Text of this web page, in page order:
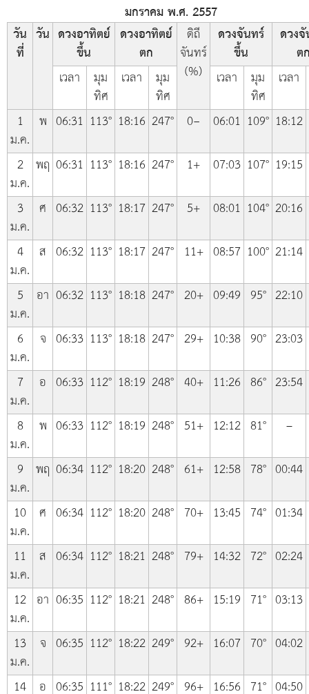
มกราคม พ.ศ. 2557
วัน
ที่
วัน ดวงอาทิตย์
ขึ้น
ดวงอาทิตย์
ตก
ดิถี
จันทร์
(%)
ดวงจันทร์
ขึ้น
ดวง
ต
เวลา
มุม
ทิศ
เวลา มุม
ทิศ
เวลา มุม
ทิศ
เวลา
1
ม.ค.
พ 06:31 113° 18:16 247° 0− 06:01 109° 18:12
2
ม.ค.
พฤ 06:31 113° 18:16 247° 1+ 07:03 107° 19:15
3
ม.ค.
ศ 06:32 113° 18:17 247° 5+ 08:01 104° 20:16
4
ม.ค.
ส 06:32 113° 18:17 247° 11+ 08:57 100° 21:14
5
ม.ค.
อา 06:32 113° 18:18 247° 20+ 09:49 95° 22:10
6
ม.ค.
จ 06:33 113° 18:18 247° 29+ 10:38 90° 23:03
7
ม.ค.
อ 06:33 112° 18:19 248° 40+ 11:26 86° 23:54
8
ม.ค.
พ 06:33 112° 18:19 248° 51+ 12:12 81°
–
9
ม.ค.
พฤ 06:34 112° 18:20 248° 61+ 12:58 78° 00:44
10
ม.ค.
ศ 06:34 112° 18:20 248° 70+ 13:45 74° 01:34
11
ม.ค.
ส 06:34 112° 18:21 248° 79+ 14:32 72° 02:24
12
ม.ค.
อา 06:35 112° 18:21 248° 86+ 15:19 71° 03:13
13
ม.ค.
จ 06:35 112° 18:22 249° 92+ 16:07 70° 04:02
14 อ 06:35 111° 18:22 249° 96+ 16:56 71° 04:50